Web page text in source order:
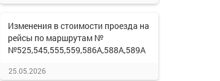
Изменения в стоимости проезда на
рейсы по маршрутам №
№525,545,555,559,586А,588А,589А
25.05.2026